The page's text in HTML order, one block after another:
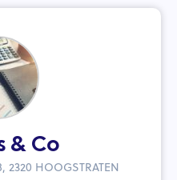
& Co
2320 HOOGSTRATEN